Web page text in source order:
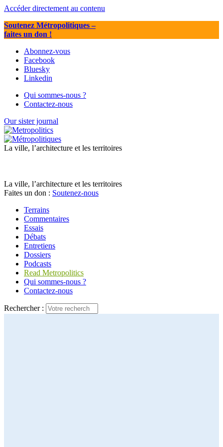
Accéder directement au contenu
Soutenez Métropolitiques–
faites un don !
Abonnez-vous
Facebook
Bluesky
Linkedin
Qui sommes-nous ?
Contactez-nous
Our sister journal
La ville, l’architecture et les territoires
La ville, l’architecture et les territoires
Faites un don : Soutenez-nous
Terrains
Commentaires
Essais
Débats
Entretiens
Dossiers
Podcasts
Read Metropolitics
Qui sommes-nous ?
Contactez-nous
Rechercher :